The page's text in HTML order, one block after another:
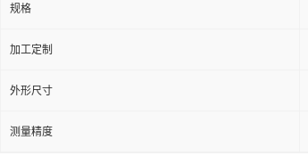
规格
加工定制
外形尺寸
测量精度